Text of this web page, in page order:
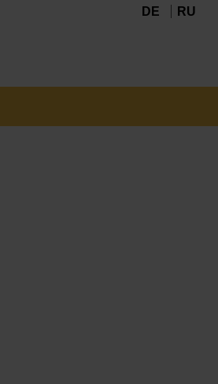
DE RU